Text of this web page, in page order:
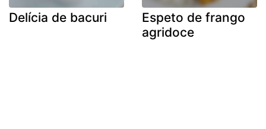
Delícia de bacuri
Espeto de frango
agridoce